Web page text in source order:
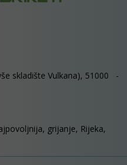
skladište Vulkana), 51000 -
grijanje, Rijeka,